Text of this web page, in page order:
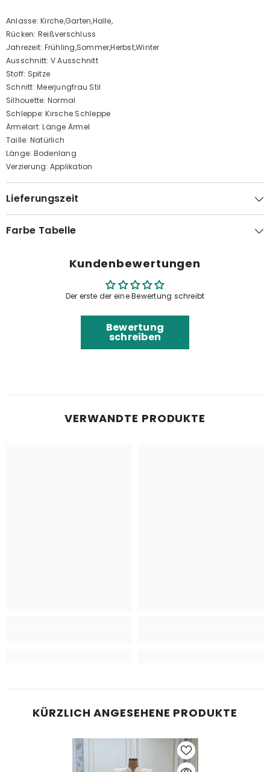
Anlasse: Kirche,Garten,Halle,
Rücken: Reißverschluss
Jahrezeit: Frühling,Sommer,Herbst,Winter
Ausschnitt: V Ausschnitt
Stoff: Spitze
Schnitt: Meerjungfrau Stil
Silhouette: Normal
Schleppe: Kirsche Schleppe
Ärmelart: Länge Ärmel
Taille: Natürlich
Länge: Bodenlang
Verzierung: Applikation
Lieferungszeit
Farbe Tabelle
Kundenbewertungen
Der erste der eine Bewertung schreibt
Bewertung
schreiben
VERWANDTE PRODUKTE
KÜRZLICH ANGESEHENE PRODUKTE